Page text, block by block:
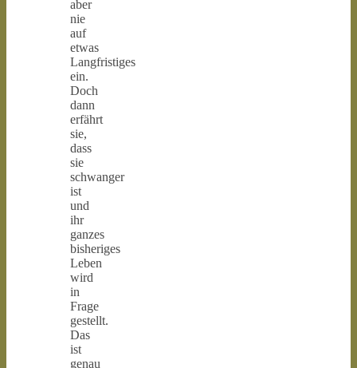
aber
nie
auf
etwas
Langfristiges
ein.
Doch
dann
erfährt
sie,
dass
sie
schwanger
ist
und
ihr
ganzes
bisheriges
Leben
wird
in
Frage
gestellt.
Das
ist
genau